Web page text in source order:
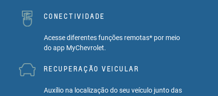
CONECTIVIDADE
Acesse diferentes funções remotas* por meio
do app MyChevrolet.
RECUPERAÇÃO VEICULAR
Auxílio na localização do seu veículo junto das